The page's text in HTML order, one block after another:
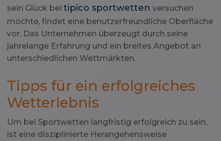
sein Glück bei tipico sportwetten versuchen
möchte, findet eine benutzerfreundliche Oberfläche
vor. Das Unternehmen überzeugt durch seine
jahrelange Erfahrung und ein breites Angebot an
unterschiedlichen Wettmärkten.
Tipps für ein erfolgreiches
Wetterlebnis
Um bei Sportwetten langfristig erfolgreich zu sein,
ist eine disziplinierte Herangehensweise